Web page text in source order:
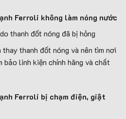
Ferroli không làm nóng nước
thanh đốt nóng đã bị hỏng
thay thanh đốt nóng và nên tìm nơi
bảo linh kiện chính hãng và chất
Ferroli bị chạm điện, giật